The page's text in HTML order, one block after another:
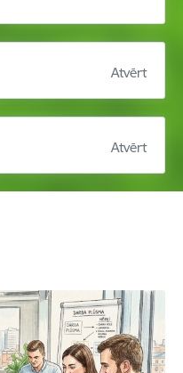
Atvērt
Atvērt